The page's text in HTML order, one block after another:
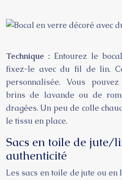
Technique : Entourez le
fixez-le avec du fil de lin.
personnalisée. Vous
brins de lavande ou de
dragées. Un peu de colle
le tissu en place.
Sacs en toile de jute/
authenticité
Les sacs en toile de jute ou